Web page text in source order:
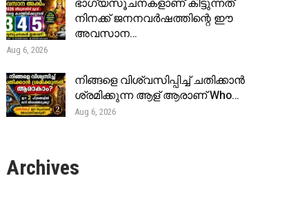
ഭാഗ്യസൂചനകളാണ് കിട്ടുന്നത്
നിനക്ക് ജനനവർഷത്തിന്റെ ഈ
അവസാന…
Aug 6, 2026
നിങ്ങളെ വിശ്വസിപ്പിച്ച് ചതിക്കാൻ
ശ്രമിക്കുന്ന ആള് ആരാണ് Who…
Aug 6, 2026
Archives